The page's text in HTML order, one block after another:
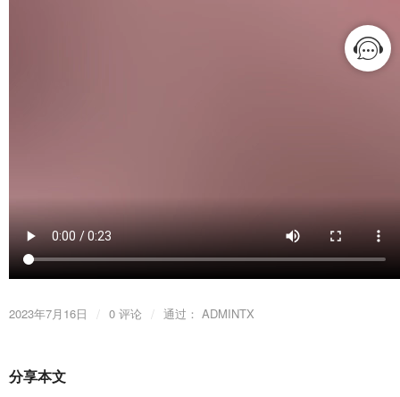
2023年7月16日 / 0 评论 / 通过： ADMINTX
分享本文